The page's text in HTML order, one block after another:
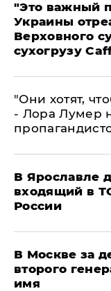
"Это важный
Украины
Верховного
сухогрузу
"Они хотят,
- Лора Лумер
В Ярославле
входящий в
России
В Москве за
второго
имя